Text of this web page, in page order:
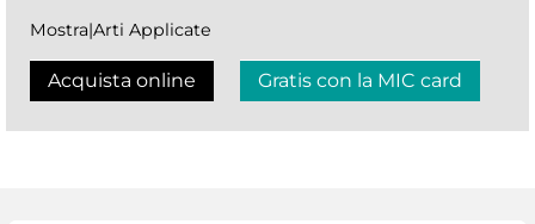
Mostra|Arti Applicate
Acquista online Gratis con la MIC card